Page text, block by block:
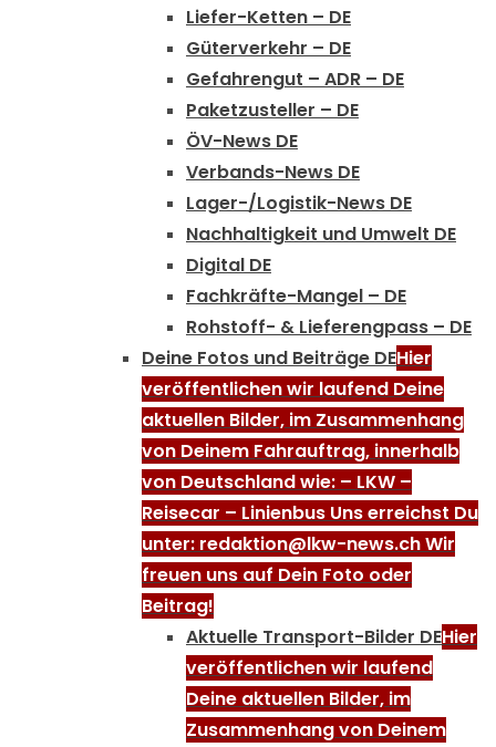
Liefer-Ketten – DE
Güterverkehr – DE
Gefahrengut – ADR – DE
Paketzusteller – DE
ÖV-News DE
Verbands-News DE
Lager-/Logistik-News DE
Nachhaltigkeit und Umwelt DE
Digital DE
Fachkräfte-Mangel – DE
Rohstoff- & Lieferengpass – DE
Deine Fotos und Beiträge DEHier
veröffentlichen wir laufend Deine
aktuellen Bilder, im Zusammenhang
von Deinem Fahrauftrag, innerhalb
von Deutschland wie: – LKW –
Reisecar – Linienbus Uns erreichst Du
unter: redaktion@lkw-news.ch Wir
freuen uns auf Dein Foto oder
Beitrag!
Aktuelle Transport-Bilder DEHier
veröffentlichen wir laufend
Deine aktuellen Bilder, im
Zusammenhang von Deinem